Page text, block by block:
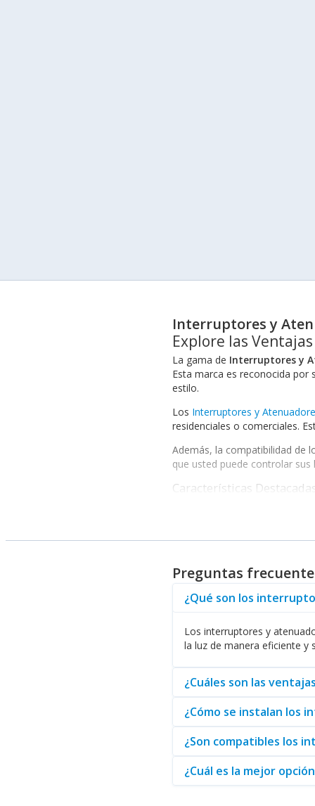
Interruptores y
Explore las
La gama de Interruptores y
Esta marca es reconocida
estilo.
Los Interruptores y
residenciales o comerciales.
Además, la compatibilidad de
que usted puede controlar
Características
Fácil instalación y
Opciones de control remoto a
Compatibilidad con asistentes
La variedad de modelos
domésticos hasta
opción que acompaña sus
Otro factor a considerar es
estos productos están
Si usted está buscando
variedad. Abasteo se
Preguntas
¿Qué son los
Los interruptores y
la luz de manera eficiente y
¿Cuáles son las
¿Cómo se instalan los
¿Son compatibles los
¿Cuál es la mejor